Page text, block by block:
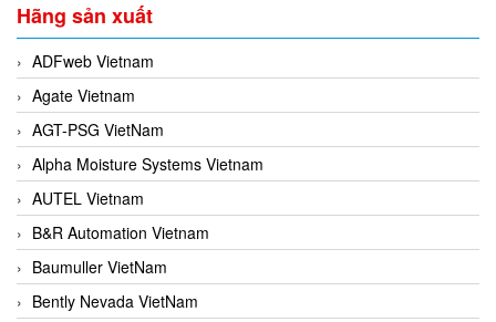
Hãng sản xuất
ADFweb Vietnam
Agate Vietnam
AGT-PSG VietNam
Alpha Moisture Systems Vietnam
AUTEL Vietnam
B&R Automation Vietnam
Baumuller VietNam
Bently Nevada VietNam